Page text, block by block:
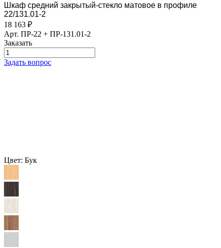
Шкаф средний закрытый-стекло матовое в профиле
22/131.01-2
18 163 ₽
Арт. ПР-22 + ПР-131.01-2
Заказать
Задать вопрос
Цвет: Бук